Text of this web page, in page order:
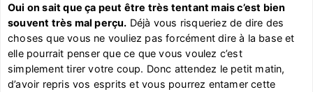
Oui on sait que ça peut être très tentant mais c’est bien
souvent très mal perçu. Déjà vous risqueriez de dire des
choses que vous ne vouliez pas forcément dire à la base et
elle pourrait penser que ce que vous voulez c’est
simplement tirer votre coup. Donc attendez le petit matin,
d’avoir repris vos esprits et vous pourrez entamer cette